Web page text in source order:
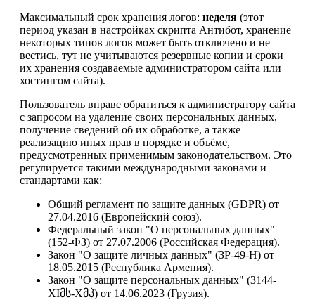
Максимальный срок хранения логов: неделя (этот
период указан в настройках скрипта Антибот, хранение
некоторых типов логов может быть отключено и не
вестись, тут не учитываются резервные копии и сроки
их хранения создаваемые администратором сайта или
хостингом сайта).
Пользователь вправе обратиться к администратору сайта
с запросом на удаление своих персональных данных,
получение сведений об их обработке, а также
реализацию иных прав в порядке и объёме,
предусмотренных применимым законодательством. Это
регулируется такими международными законами и
стандартами как:
Общий регламент по защите данных (GDPR) от
27.04.2016 (Европейский союз).
Федеральный закон "О персональных данных"
(152-ФЗ) от 27.07.2006 (Российская Федерация).
Закон "О защите личных данных" (ЗР-49-Н) от
18.05.2015 (Республика Армения).
Закон "О защите персональных данных" (3144-
XIმს-Xმპ) от 14.06.2023 (Грузия).